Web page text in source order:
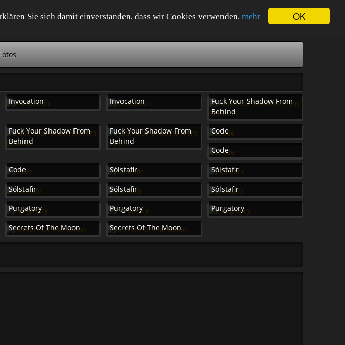
OK
Sie sich damit einverstanden, dass wir Cookies verwenden. mehr
Invocation Invocation
Fuck Your Shadow From
Behind
Fuck Your Shadow From
Behind
Fuck Your Shadow From
Behind
Code
Code
Code Sólstafir
Sólstafir
Sólstafir Sólstafir
Sólstafir
Purgatory Purgatory
Purgatory
Secrets Of The Moon Secrets Of The Moon